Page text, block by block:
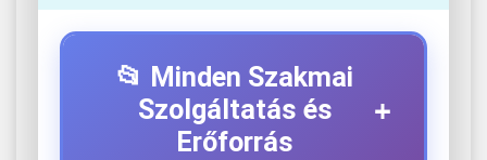
📂 Minden Szakmai
Szolgáltatás és
Erőforrás
+